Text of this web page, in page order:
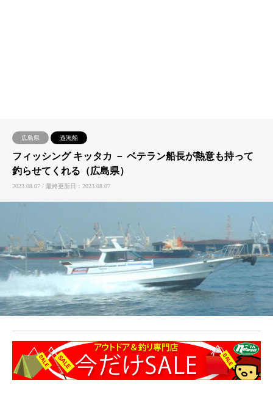
広島県 遊漁船
フィッシング キッタカ － ベテラン船長が熱意も持って
釣らせてくれる（広島県）
2023.08.07 / 最終更新日：2023.08.07